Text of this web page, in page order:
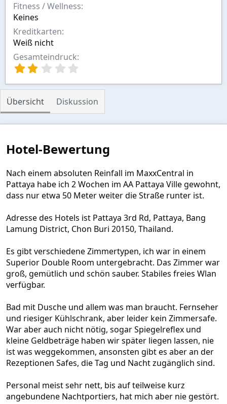
Fitness / Wellness
Keines
Kreditkarten
Weiß nicht
Gesamteindruck
0
0
S
t
e
n
(
)
Übersicht Diskussion
Hotel-Bewertung
Nach einem absoluten Reinfall im MaxxCentral in
Pattaya habe ich 2 Wochen im AA Pattaya Ville gewohnt,
dass nur etwa 50 Meter weiter die Straße runter ist.
Adresse des Hotels ist Pattaya 3rd Rd, Pattaya, Bang
Lamung District, Chon Buri 20150, Thailand.
Es gibt verschiedene Zimmertypen, ich war in einem
Superior Double Room untergebracht. Das Zimmer war
groß, gemütlich und schön sauber. Stabiles freies Wlan
verfügbar.
Bad mit Dusche und allem was man braucht. Fernseher
und riesiger Kühlschrank, aber leider kein Zimmersafe.
War aber auch nicht nötig, sogar Spiegelreflex und
kleine Geldbeträge haben wir später liegen lassen, nie
ist was weggekommen, ansonsten gibt es aber an der
Rezeptionen Safes, die Tag und Nacht zugänglich sind.
Personal meist sehr nett, bis auf teilweise kurz
angebundene Nachtportiers, hat mich aber nie gestört.